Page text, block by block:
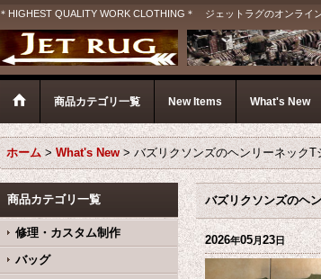
＊HIGHEST QUALITY WORK CLOTHING＊ ジェットラグのオンライ
商品カテゴリ一覧 New Items What's New
ホーム > What's New > バズリクソンズのヘンリーネック
商品カテゴリ一覧
修理・カスタム制作
バッグ
バズリクソンズのヘ
2026年05月23日